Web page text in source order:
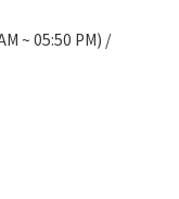
~ 05:50 PM) /